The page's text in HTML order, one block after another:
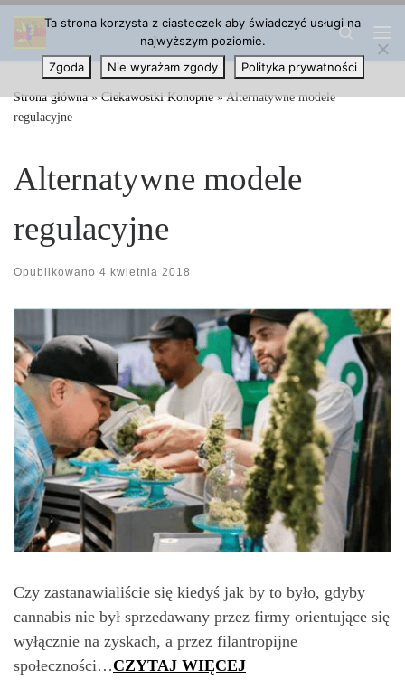
Przejdź do treści
Search
Strona główna » Ciekawostki Konopne »Alternatywne modele
regulacyjne
Alternatywne modele
regulacyjne
Opublikowano 4 kwietnia 2018
Czy zastanawialiście się kiedyś jak by to było, gdyby
cannabis nie był sprzedawany przez firmy orientujące się
wyłącznie na zyskach, a przez filantropijne
społeczności…CZYTAJ WIĘCEJ
Ta strona korzysta z ciasteczek aby świadczyć usługi na
najwyższym poziomie.
Zgoda
Nie wyrażam zgody Polityka prywatności